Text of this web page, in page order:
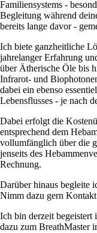
Familiensystems -
Begleitung während
bereits lange davor -
Ich biete ganzheitliche
jahrelanger Erfahrung
über Ätherische Öle bis
Infrarot- und
dabei ein ebenso
Lebensflusses - je nach
Dabei erfolgt die
entsprechend dem
vollumfänglich über die
jenseits des
Rechnung.
Darüber hinaus begleite
Nimm dazu gern
Ich bin derzeit begeistert
dazu zum BreathMaster